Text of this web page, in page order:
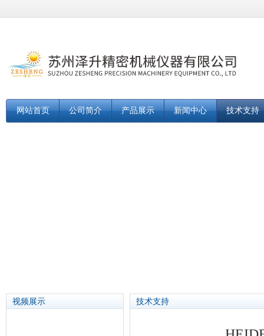
网站首页 公司简介 产品展示 新闻中心 技术支持
视频展示 技术支持